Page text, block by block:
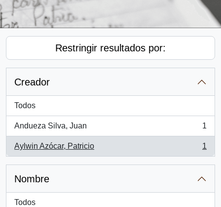
Restringir resultados por:
Creador
Todos
Andueza Silva, Juan
, 1 resultados
1
Aylwin Azócar, Patricio
, 1 resultados
1
Nombre
Todos